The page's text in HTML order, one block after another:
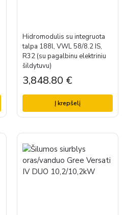
Hidromodulis su integruota
talpa 188l, VWL 58/8.2 IS,
R32 (su pagalbinu elektriniu
šildytuvu)
3,848.80 €
Į krepšelį